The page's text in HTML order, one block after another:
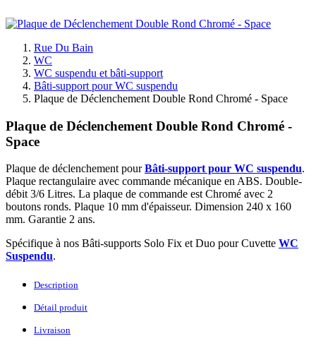
Rue Du Bain
WC
WC suspendu et bâti-support
Bâti-support pour WC suspendu
Plaque de Déclenchement Double Rond Chromé - Space
Plaque de Déclenchement Double Rond Chromé -
Space
Plaque de déclenchement pourBâti-support pour WC suspendu.
Plaque rectangulaire avec commande mécanique en ABS. Double-
débit 3/6 Litres. La plaque de commande est Chromé avec 2
boutons ronds. Plaque 10 mm d'épaisseur. Dimension 240 x 160
mm. Garantie 2 ans.
Spécifique à nos Bâti-supports Solo Fix et Duo pour Cuvette WC
Suspendu.
Description
Détail produit
Livraison